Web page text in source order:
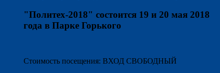
"Политех-2018" состоится 19 и 20 мая 2018
года в Парке Горького
Стоимость посещения: ВХОД СВОБОДНЫЙ